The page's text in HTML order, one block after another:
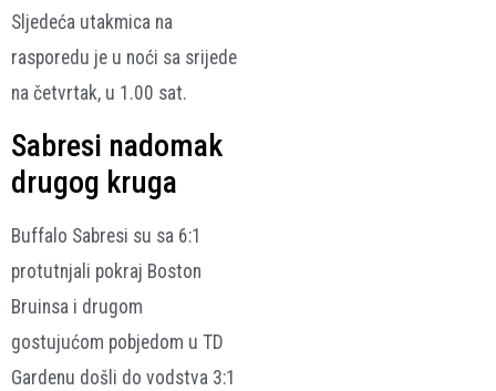
Sljedeća utakmica na
rasporedu je u noći sa srijede
na četvrtak, u 1.00 sat.
Sabresi nadomak
drugog kruga
Buffalo Sabresi su sa 6:1
protutnjali pokraj Boston
Bruinsa i drugom
gostujućom pobjedom u TD
Gardenu došli do vodstva 3:1